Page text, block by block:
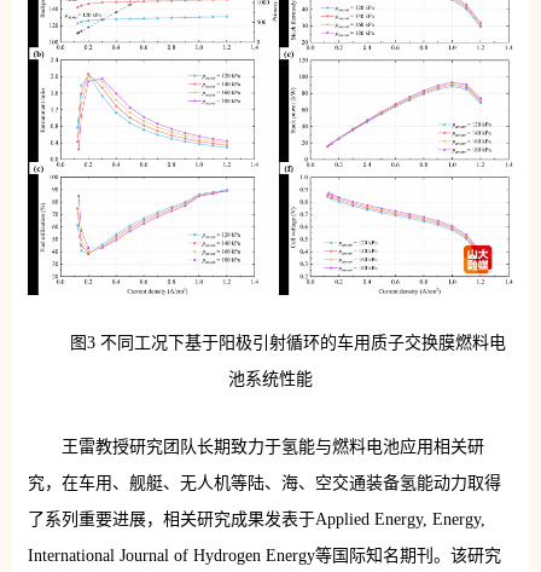
图3 不同工况下基于阳极引射循环的车用质子交换膜燃料电
池系统性能
王雷教授研究团队长期致力于氢能与燃料电池应用相关研
究，在车用、舰艇、无人机等陆、海、空交通装备氢能动力取得
了系列重要进展，相关研究成果发表于Applied Energy, Energy,
International Journal of Hydrogen Energy等国际知名期刊。该研究